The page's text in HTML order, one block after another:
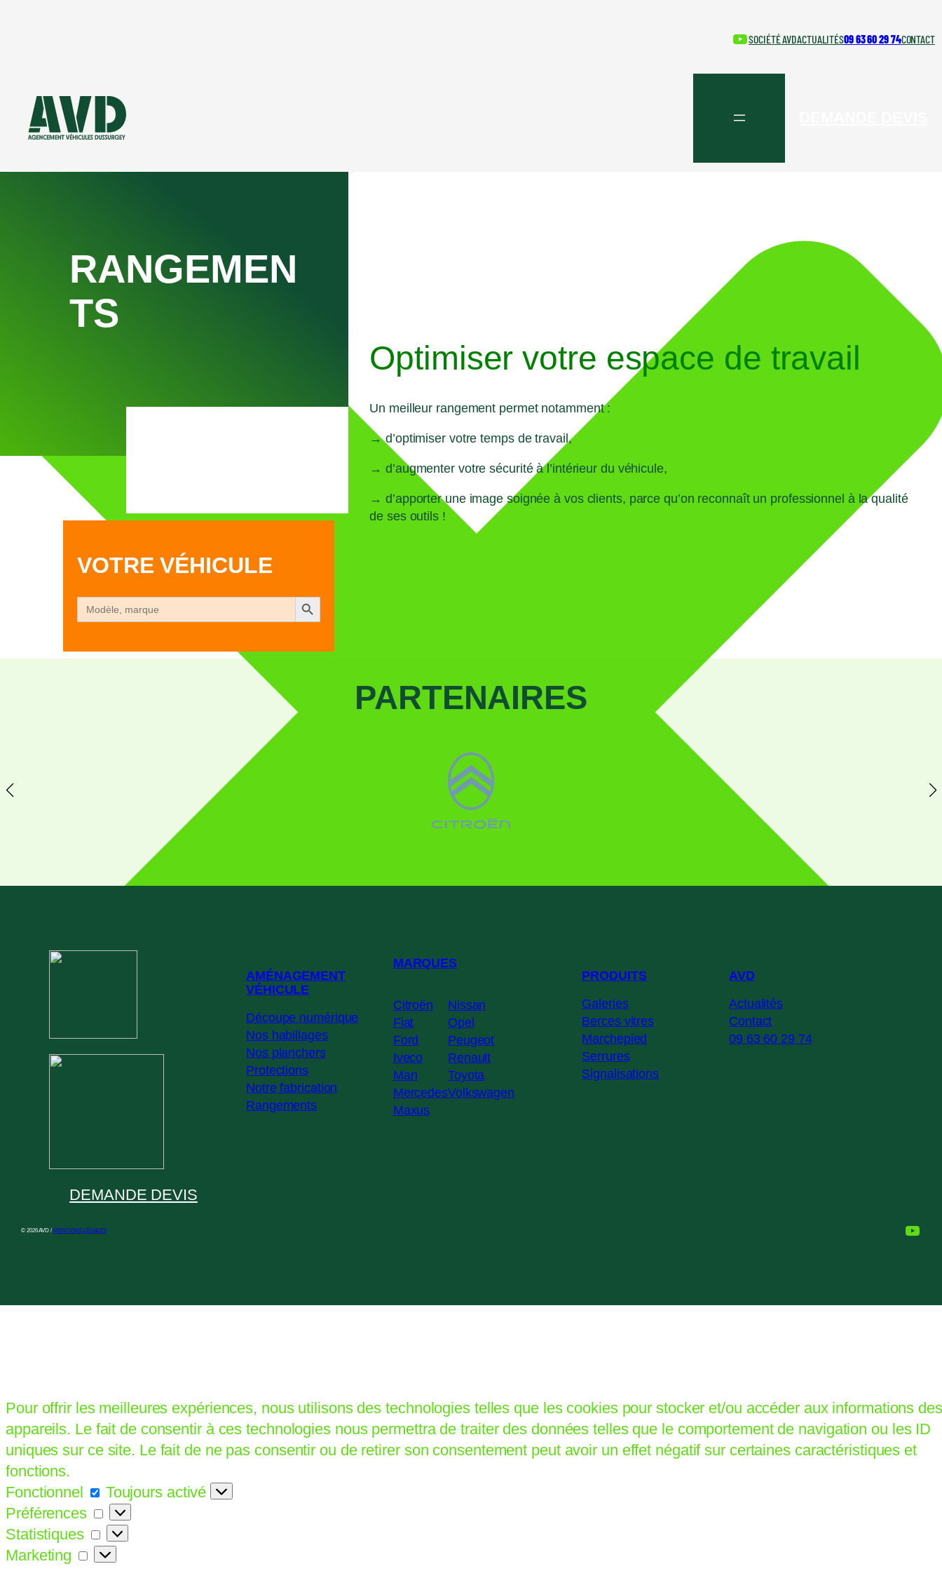
Pour offrir les meilleures expériences, nous utilisons des technologies telles que les cookies pour stocker et/ou accéder aux informations des
appareils. Le fait de consentir à ces technologies nous permettra de traiter des données telles que le comportement de navigation ou les ID
uniques sur ce site. Le fait de ne pas consentir ou de retirer son consentement peut avoir un effet négatif sur certaines caractéristiques et
fonctions.
Fonctionnel
Fonctionnel
Toujours activé
Préférences
Préférences
Statistiques
Statistiques
Marketing
Marketing
YouTube
SOCIÉTÉ AVDACTUALITÉS09 63 60 29 74CONTACT
RANGEMEN
TS
VOTRE VÉHICULE
Search
for:
Search Button
Optimiser votre espace de travail
Un meilleur rangement permet notamment :
→ d’optimiser votre temps de travail,
→ d’augmenter votre sécurité à l’intérieur du véhicule,
→ d’apporter une image soignée à vos clients, parce qu’on reconnaît un professionnel à la qualité
de ses outils !
PARTENAIRES
DEMANDE DEVIS
AMÉNAGEMENT
VÉHICULE
Découpe numérique
Nos habillages
Nos planchers
Protections
Notre fabrication
Rangements
MARQUES
Citroën
Fiat
Ford
Iveco
Man
Mercedes
Maxus
Nissan
Opel
Peugeot
Renault
Toyota
Volkswagen
PRODUITS
Galeries
Berces vitres
Marchepied
Serrures
Signalisations
AVD
Actualités
Contact
09 63 60 29 74
© 2026 AVD / MENTIONS LEGALES